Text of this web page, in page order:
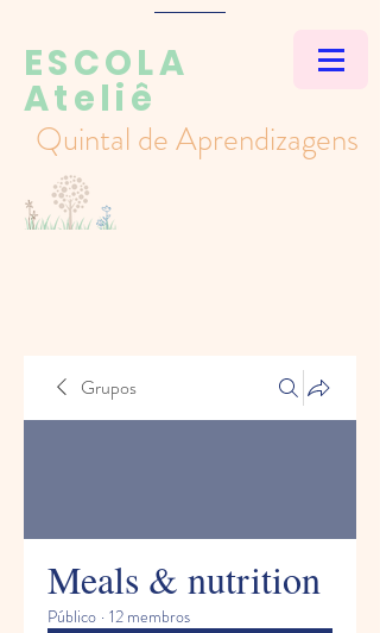
ESCOLA
Ateliê
Quintal de Aprendizagens
Grupos
Meals & nutrition
Público · 12 membros